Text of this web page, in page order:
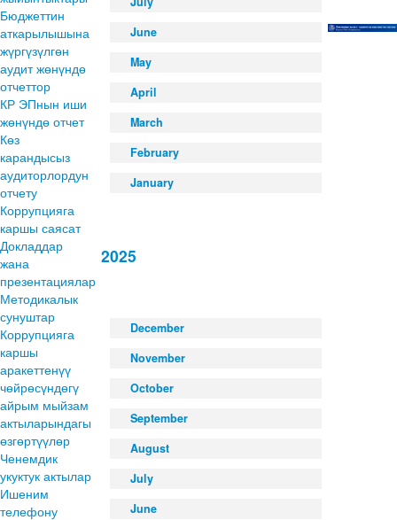
Бюджеттин
аткарылышына
жүргүзүлгөн
аудит жөнүндө
отчеттор
КР ЭПнын иши
жөнүндө отчет
Көз
карандысыз
аудиторлордун
отчету
Коррупцияга
каршы саясат
Докладдар
жана
презентациялар
Методикалык
сунуштар
Коррупцияга
каршы
аракеттенүү
чөйрөсүндөгү
айрым мыйзам
актыларындагы
өзгөртүүлөр
Ченемдик
укуктук актылар
Ишеним
телефону
June
May
April
March
February
January
2025
December
November
October
September
August
July
June